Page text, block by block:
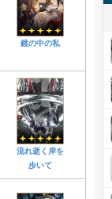
鏡の中の私
流れ逝く岸を
歩いて